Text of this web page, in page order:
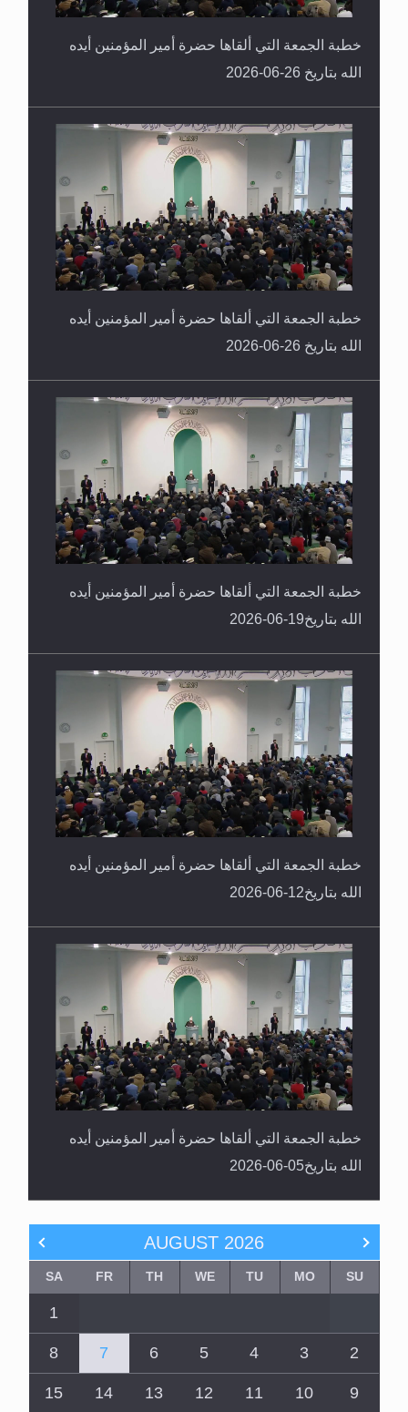
خطبة الجمعة التي ألقاها حضرة أمير المؤمنين أيده
الله بتاريخ 26-06-2026
خطبة الجمعة التي ألقاها حضرة أمير المؤمنين أيده
الله بتاريخ 26-06-2026
خطبة الجمعة التي ألقاها حضرة أمير المؤمنين أيده
الله بتاريخ19-06-2026
خطبة الجمعة التي ألقاها حضرة أمير المؤمنين أيده
الله بتاريخ12-06-2026
خطبة الجمعة التي ألقاها حضرة أمير المؤمنين أيده
الله بتاريخ05-06-2026
AUGUST 2026
SU
MO
TU
WE
TH
FR
SA
1
2
3
4
5
6
7
8
9
10
11
12
13
14
15